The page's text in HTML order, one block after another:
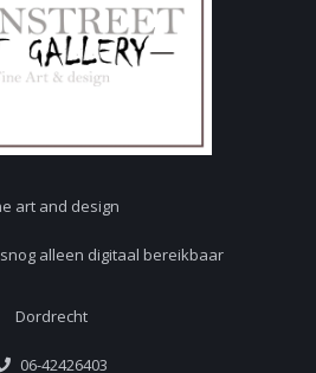
art and design
alleen digitaal bereikbaar
Dordrecht
06-42426403